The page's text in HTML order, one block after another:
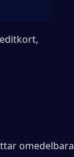
omedelbara